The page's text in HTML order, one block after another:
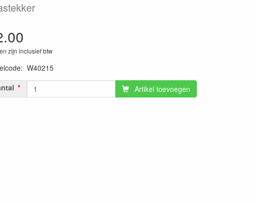
zijn inclusief btw
: W40215
Artikel toevoegen